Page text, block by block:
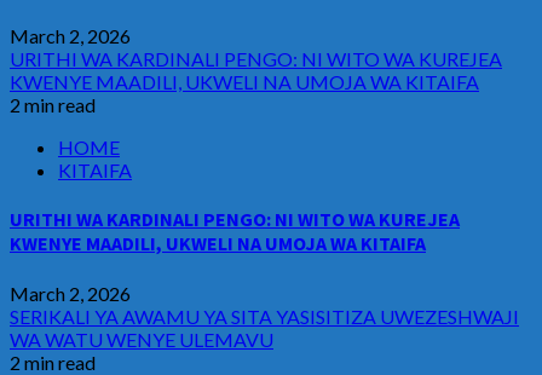
March 2, 2026
URITHI WA KARDINALI PENGO: NI WITO WA KUREJEA
KWENYE MAADILI, UKWELI NA UMOJA WA KITAIFA
2 min read
HOME
KITAIFA
URITHI WA KARDINALI PENGO: NI WITO WA KUREJEA
KWENYE MAADILI, UKWELI NA UMOJA WA KITAIFA
March 2, 2026
SERIKALI YA AWAMU YA SITA YASISITIZA UWEZESHWAJI
WA WATU WENYE ULEMAVU
2 min read